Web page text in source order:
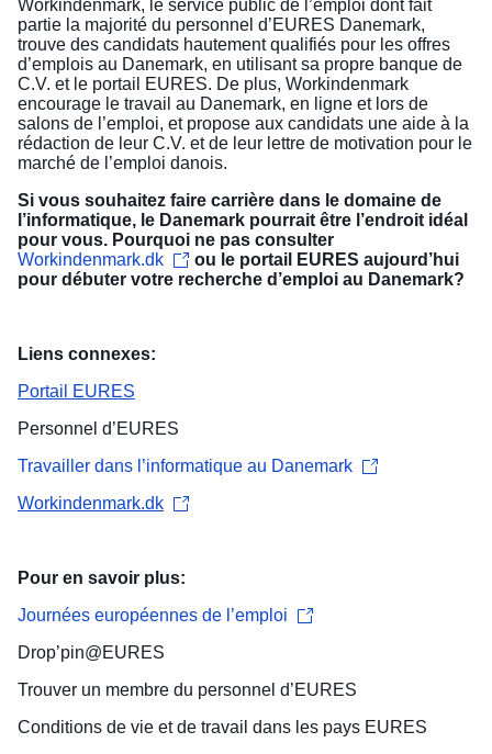
Workindenmark, le service public de l’emploi dont fait
partie la majorité du personnel d’EURES Danemark,
trouve des candidats hautement qualifiés pour les offres
d’emplois au Danemark, en utilisant sa propre banque de
C.V. et le portail EURES. De plus, Workindenmark
encourage le travail au Danemark, en ligne et lors de
salons de l’emploi, et propose aux candidats une aide à la
rédaction de leur C.V. et de leur lettre de motivation pour le
marché de l’emploi danois.
Si vous souhaitez faire carrière dans le domaine de
l’informatique, le Danemark pourrait être l’endroit idéal
pour vous. Pourquoi ne pas consulter
Workindenmark.dk
ou le portail EURES aujourd’hui
pour débuter votre recherche d’emploi au Danemark?
Liens connexes:
Portail EURES
Personnel d’EURES
Travailler dans l’informatique au Danemark
Workindenmark.dk
Pour en savoir plus:
Journées européennes de l’emploi
Drop’pin@EURES
Trouver un membre du personnel d’EURES
Conditions de vie et de travail dans les pays EURES